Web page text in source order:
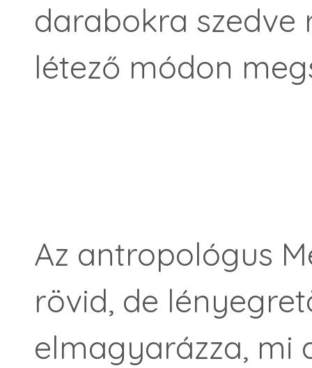
darabokra szedve
létező módon
Az antropológus
rövid, de
elmagyarázza, mi